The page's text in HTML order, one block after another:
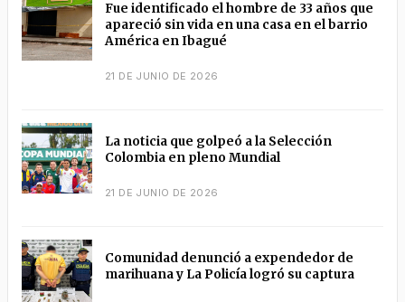
Fue identificado el hombre de 33 años que
apareció sin vida en una casa en el barrio
América en Ibagué
21 DE JUNIO DE 2026
La noticia que golpeó a la Selección
Colombia en pleno Mundial
21 DE JUNIO DE 2026
Comunidad denunció a expendedor de
marihuana y La Policía logró su captura